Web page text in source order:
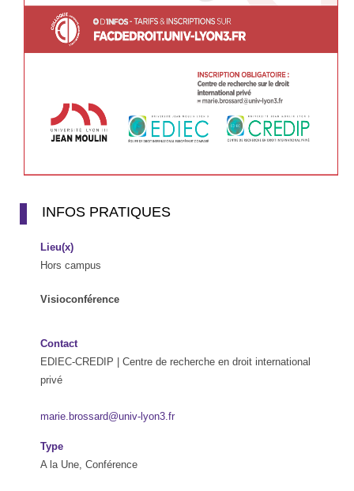
INFOS PRATIQUES
Lieu(x)
Hors campus
Visioconférence
Contact
EDIEC-CREDIP | Centre de recherche en droit international
privé
marie.brossard@univ-lyon3.fr
Type
A la Une, Conférence